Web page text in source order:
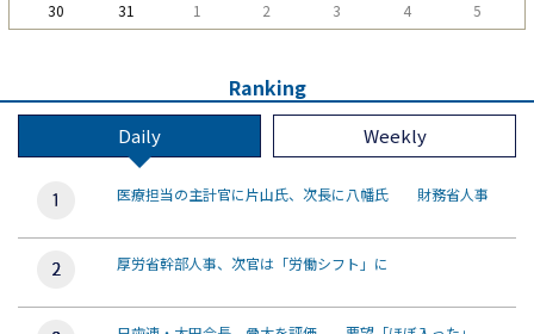
30
31 1 2 3 4 5
Ranking
Daily Weekly
医療担当の主計官に片山氏、次長に八幡氏 財務省人事
厚労省幹部人事、次官は「労働シフト」に